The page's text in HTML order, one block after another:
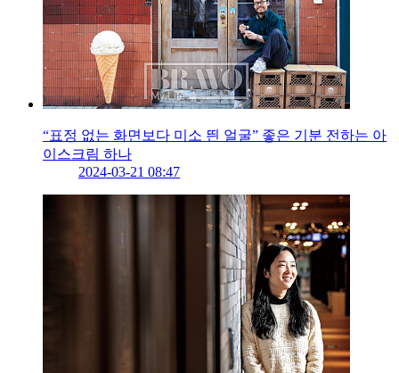
“표정 없는 화면보다 미소 띈 얼굴” 좋은 기분 전하는 아
이스크림 하나
2024-03-21 08:47